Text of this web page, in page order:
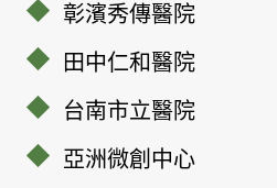
彰濱秀傳醫院
田中仁和醫院
台南市立醫院
亞洲微創中心